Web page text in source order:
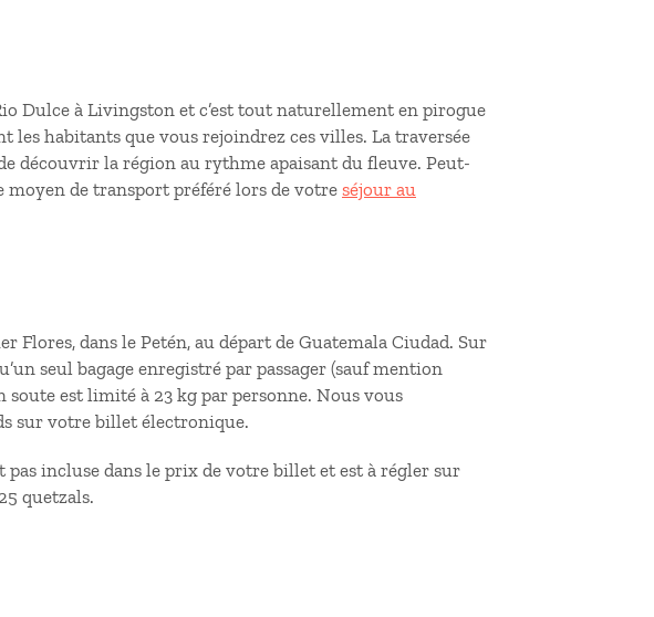
Dulce à Livingston et c’est tout naturellement en pirogue
les habitants que vous rejoindrez ces villes. La traversée
découvrir la région au rythme apaisant du fleuve. Peut-
moyen de transport préféré lors de votre séjour au
Flores, dans le Petén, au départ de Guatemala Ciudad. Sur
seul bagage enregistré par passager (sauf mention
soute est limité à 23 kg par personne. Nous vous
sur votre billet électronique.
pas incluse dans le prix de votre billet et est à régler sur
quetzals.